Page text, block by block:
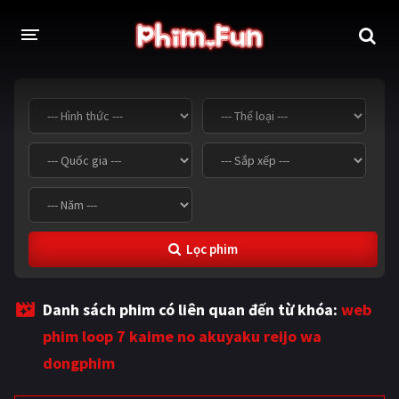
THỂ LOẠI
Thần thoại - Cổ trang Hành động
Tâm lý Chiến tranh
Võ thuật - Kiếm hiệp
Tội phạm - Hình sự
Viễn tưởng Khoa học - Tài liệu
Hoạt hình
Tình cảm - Lãng mạn Kỳ ảo
Lọc phim
Danh sách phim có liên quan đến từ khóa: web
phim loop 7 kaime no akuyaku reijo wa
dongphim